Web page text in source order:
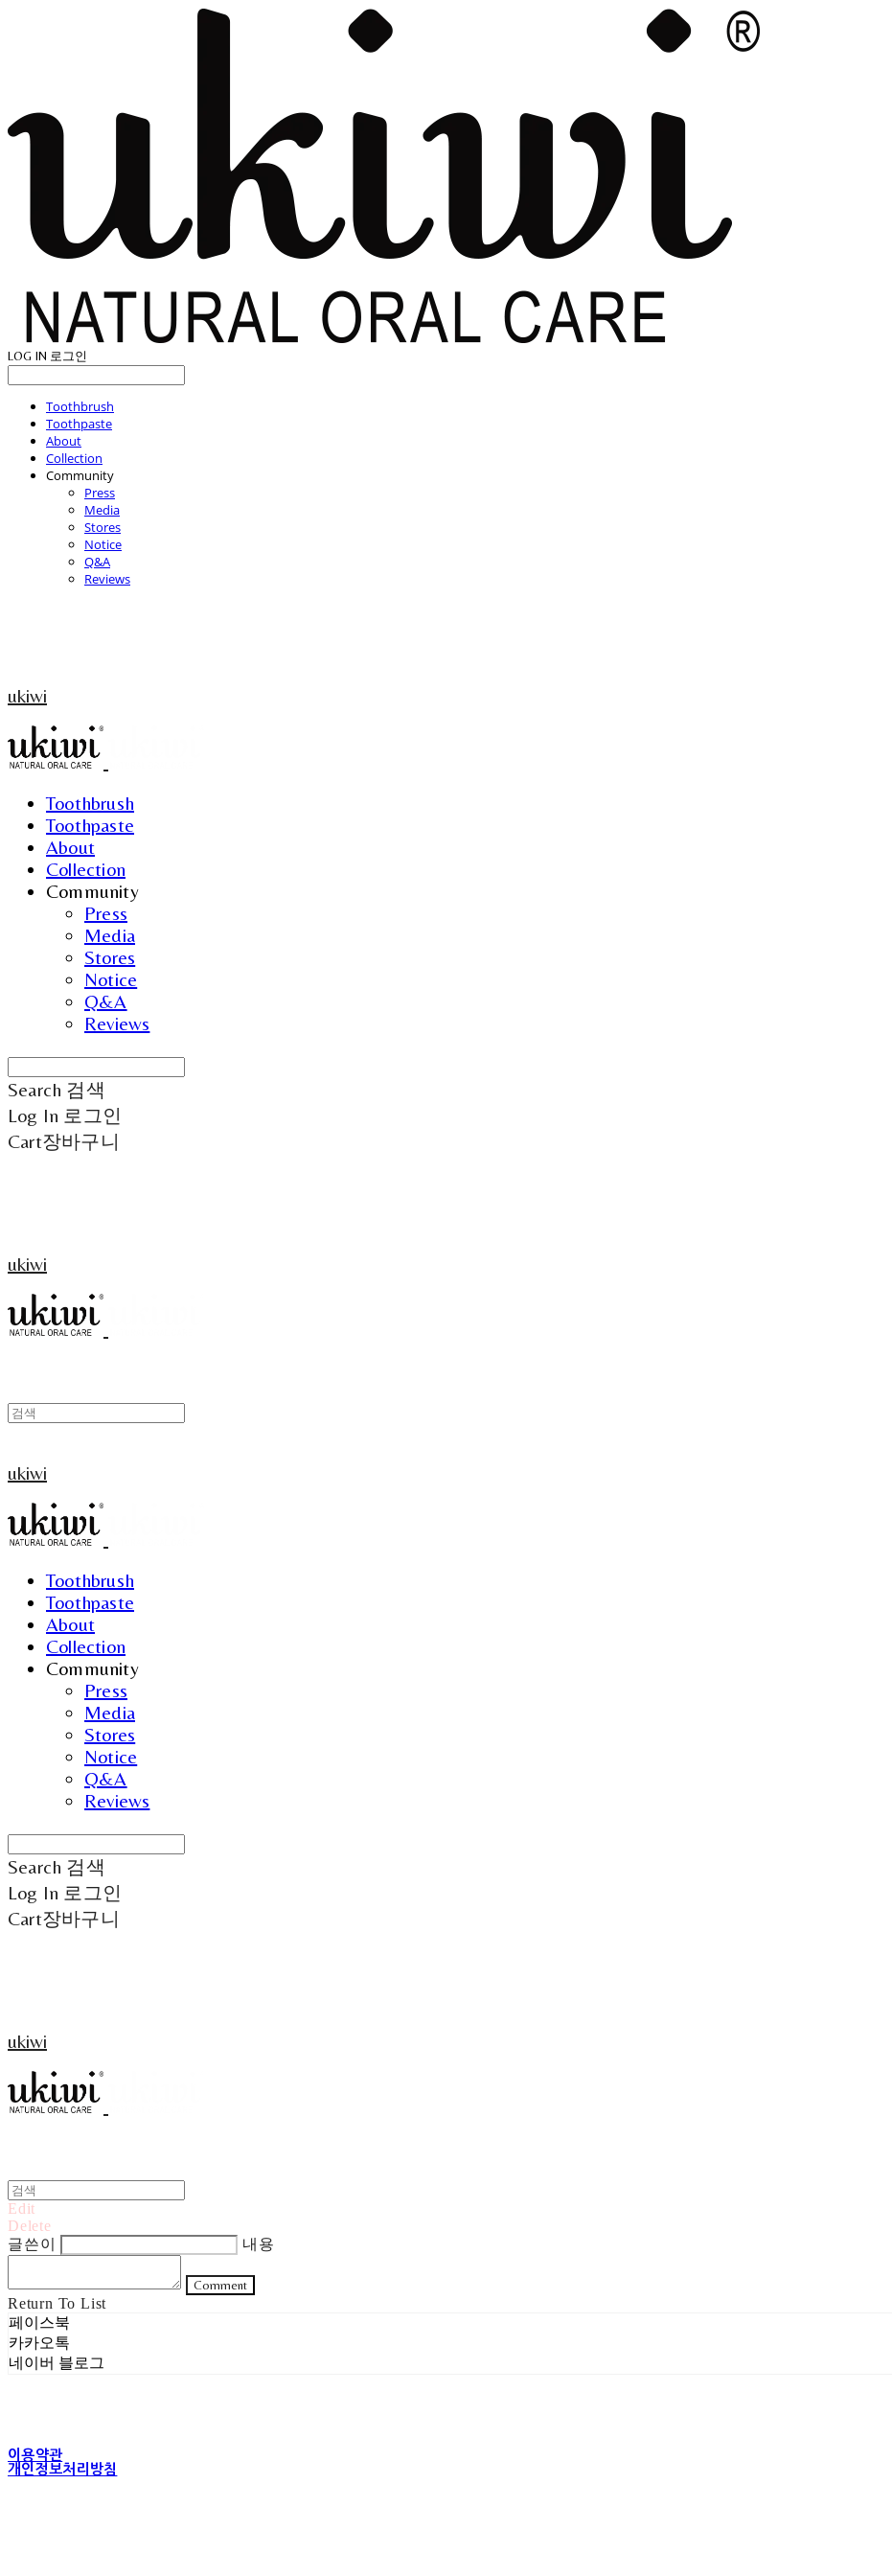
LOG IN 로그인
Toothbrush
Toothpaste
About
Collection
Community
Press
Media
Stores
Notice
Q&A
Reviews
ukiwi
Toothbrush
Toothpaste
About
Collection
Community
Press
Media
Stores
Notice
Q&A
Reviews
Search 검색
Log In 로그인
Cart장바구니
ukiwi
ukiwi
Toothbrush
Toothpaste
About
Collection
Community
Press
Media
Stores
Notice
Q&A
Reviews
Search 검색
Log In 로그인
Cart장바구니
ukiwi
Edit
Delete
글쓴이
내용
Comment
Return To List
페이스북
카카오톡
네이버 블로그
이용약관
개인정보처리방침